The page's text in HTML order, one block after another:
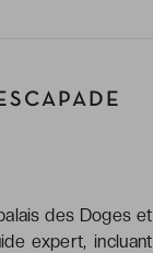
des Doges et
expert, incluant